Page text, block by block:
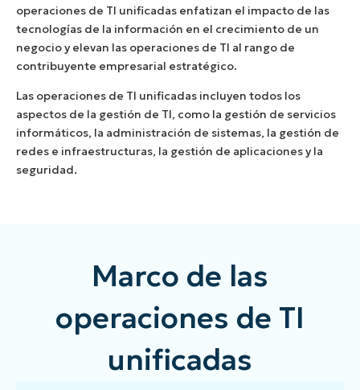
operaciones de TI unificadas enfatizan el impacto de las
tecnologías de la información en el crecimiento de un
negocio y elevan las operaciones de TI al rango de
contribuyente empresarial estratégico.
Las operaciones de TI unificadas incluyen todos los
aspectos de la gestión de TI, como la gestión de servicios
informáticos, la administración de sistemas, la gestión de
redes e infraestructuras, la gestión de aplicaciones y la
seguridad.
Marco de las
operaciones de TI
unificadas